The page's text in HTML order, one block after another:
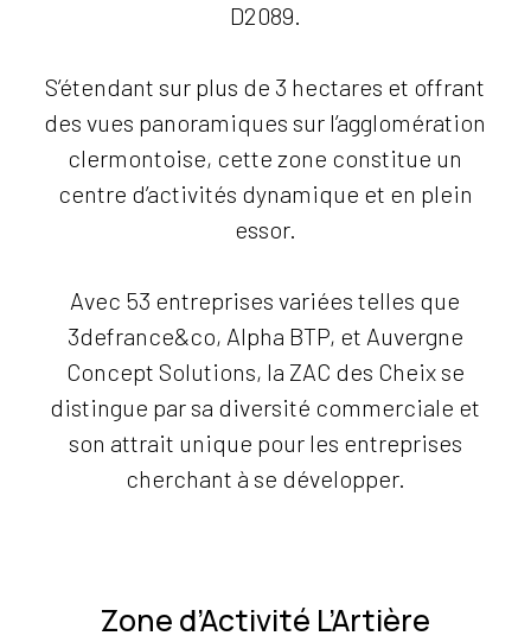
D2089.
S’étendant sur plus de 3 hectares et offrant
des vues panoramiques sur l’agglomération
clermontoise, cette zone constitue un
centre d’activités dynamique et en plein
essor.
Avec 53 entreprises variées telles que
3defrance&co, Alpha BTP, et Auvergne
Concept Solutions, la ZAC des Cheix se
distingue par sa diversité commerciale et
son attrait unique pour les entreprises
cherchant à se développer.
Zone d’Activité L’Artière